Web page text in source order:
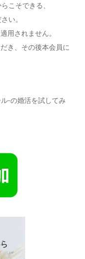
こそできる、
い。
用されません。
き、その後本会員に
-の婚活を試してみ